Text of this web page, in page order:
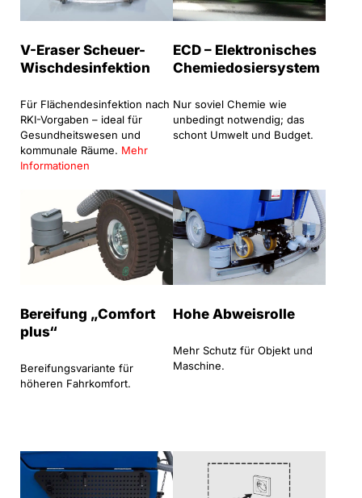
V-Eraser Scheuer-
Wischdesinfektion
Für Flächendesinfektion nach
RKI-Vorgaben – ideal für
Gesundheitswesen und
kommunale Räume. Mehr
Informationen
ECD – Elektronisches
Chemiedosiersystem
Nur soviel Chemie wie
unbedingt notwendig; das
schont Umwelt und Budget.
Bereifung „Comfort
plus“
Bereifungsvariante für
höheren Fahrkomfort.
Hohe Abweisrolle
Mehr Schutz für Objekt und
Maschine.